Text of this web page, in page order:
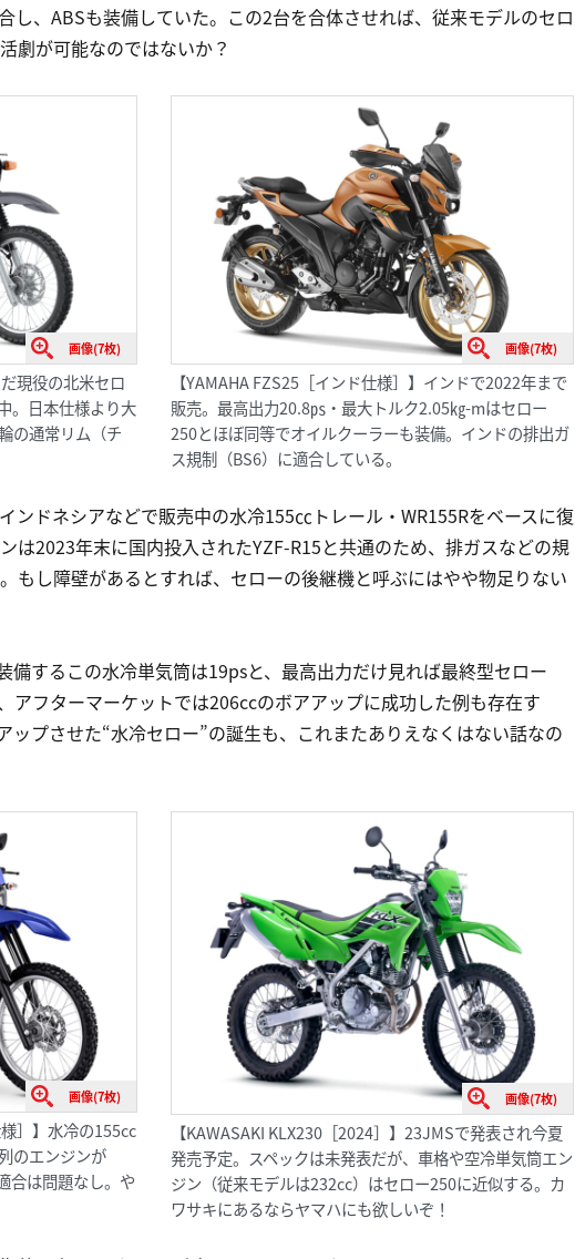
し、ABSも装備していた。この2台を合体させれば、従来モデルのセロ
劇が可能なのではないか？
画像(7枚)
現役の北米セロ
。日本仕様より大
の通常リム（チ
画像(7枚)
【YAMAHA FZS25［インド仕様］】インドで2022年まで
販売。最高出力20.8㎰・最大トルク2.05㎏-mはセロー
250とほぼ同等でオイルクーラーも装備。インドの排出ガ
ス規制（BS6）に適合している。
ンドネシアなどで販売中の水冷155㏄トレール・WR155Rをベースに復
は2023年末に国内投入されたYZF-R15と共通のため、排ガスなどの規
もし障壁があるとすれば、セローの後継機と呼ぶにはやや物足りない
備するこの水冷単気筒は19psと、最高出力だけ見れば最終型セロー
アフターマーケットでは206ccのボアアップに成功した例も存在す
ップさせた“水冷セロー”の誕生も、これまたありえなくはない話なの
画像(7枚)
］】水冷の155cc
のエンジンが
合は問題なし。や
画像(7枚)
【KAWASAKI KLX230［2024］】23JMSで発表され今夏
発売予定。スペックは未発表だが、車格や空冷単気筒エン
ジン（従来モデルは232cc）はセロー250に近似する。カ
ワサキにあるならヤマハにも欲しいぞ！